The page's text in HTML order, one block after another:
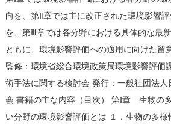
向を、第Ⅱ章では主に改正された環境影響
を、第Ⅲ章では各分野における具体的な最
ともに、環境影響評価への適用に向けた留
監修：環境省総合環境政策局環境影響評価
術手法に関する検討会 発行：一般社団法
会 書籍の主な内容（目次） 第Ⅰ章 生物の
い分野の環境影響評価とは １．生物の多様